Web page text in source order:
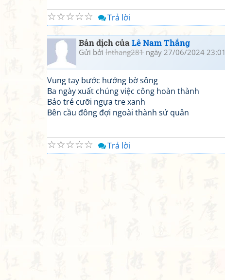
☆
☆
☆
☆
☆ Trả lời
Bản dịch củaLê Nam Thắng
Gửi bởi lnthang281 ngày 27/06/2024 23:01
Vung tay bước hướng bờ sông
Ba ngày xuất chúng việc công hoàn thành
Bảo trẻ cưỡi ngựa tre xanh
Bên cầu đông đợi ngoài thành sứ quân
☆
☆
☆
☆
☆ Trả lời